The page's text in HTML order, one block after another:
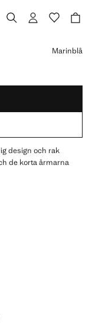
Marinblå
design och rak
de korta ärmarna